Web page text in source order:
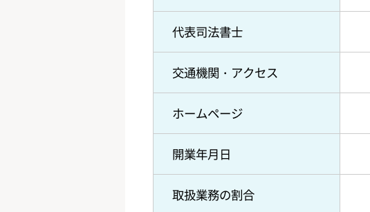
代表司法書士
交通機関・アクセス
ホームページ
開業年月日
取扱業務の割合